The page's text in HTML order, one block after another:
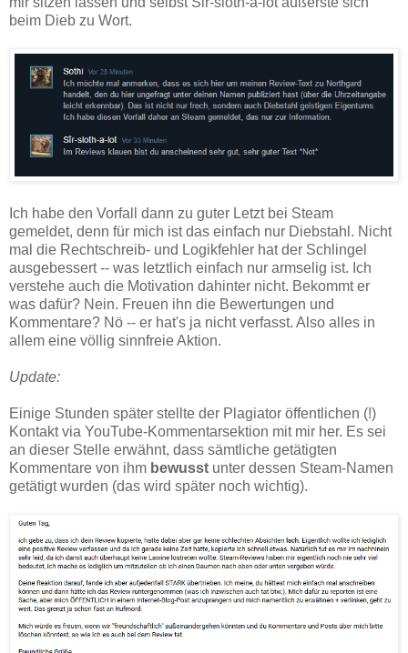
beim Dieb zu Wort.
Ich habe den Vorfall dann zu guter Letzt bei Steam
gemeldet, denn für mich ist das einfach nur Diebstahl. Nicht
mal die Rechtschreib- und Logikfehler hat der Schlingel
ausgebessert -- was letztlich einfach nur armselig ist. Ich
verstehe auch die Motivation dahinter nicht. Bekommt er
was dafür? Nein. Freuen ihn die Bewertungen und
Kommentare? Nö -- er hat's ja nicht verfasst. Also alles in
allem eine völlig sinnfreie Aktion.
Update:
Einige Stunden später stellte der Plagiator öffentlichen (!)
Kontakt via YouTube-Kommentarsektion mit mir her. Es sei
an dieser Stelle erwähnt, dass sämtliche getätigten
Kommentare von ihm bewusst unter dessen Steam-Namen
getätigt wurden (das wird später noch wichtig).